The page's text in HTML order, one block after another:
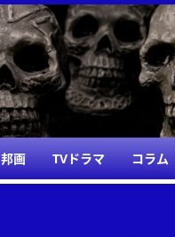
邦画 TVドラマ コラム